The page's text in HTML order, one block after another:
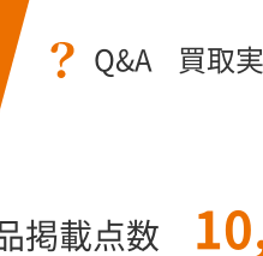
Q&A 買取
掲載点数